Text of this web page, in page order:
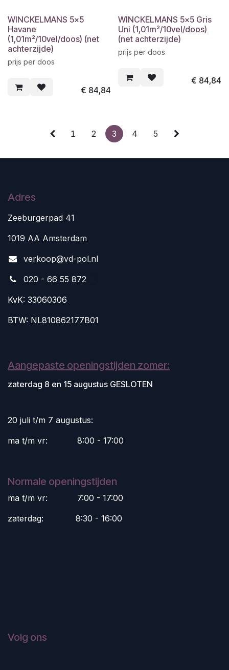
WINCKELMANS 5x5
Havane
(1,01m²/10vel/doos) (net
achterzijde)
prijs per doos
€ 84,84
WINCKELMANS 5x5 Gris
Uni (1,01m²/10vel/doos)
(net achterzijde)
prijs per doos
€ 84,84
1 2 3 4 5
Adres
Zeeburgerpad 41
1019 AA Amsterdam
verkoop@vd-pol.nl
020 - 66 55 872
KvK: 33060306
BTW: NL810862177B01
Aangepaste openingstijden zomer:
zaterdag 8 en 15 augustus GESLOTEN
20 juli t/m 7 augustus:
ma t/m vr:
​8:00 - 17:00
Normale openingstijden
ma t/m vr:
​7:00 - 17:00
zaterdag:
​8:30 - 16:00
Volg ons